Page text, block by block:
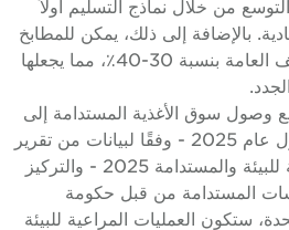
من خلال نماذج التسليم أولاً
بالإضافة إلى ذلك، يمكن للمطابخ
الوهمية تقليل التكاليف العامة بنسبة 30-40٪، مما يجعلها
وصول سوق الأغذية المستدامة إلى
150 مليار دولار بحلول عام 2025 - وفقًا لبيانات من تقرير
سوق الأغذية الصديقة للبيئة والمستدامة 2025 - والتركيز
المستدامة من قبل حكومة
ستكون العمليات المراعية للبيئة